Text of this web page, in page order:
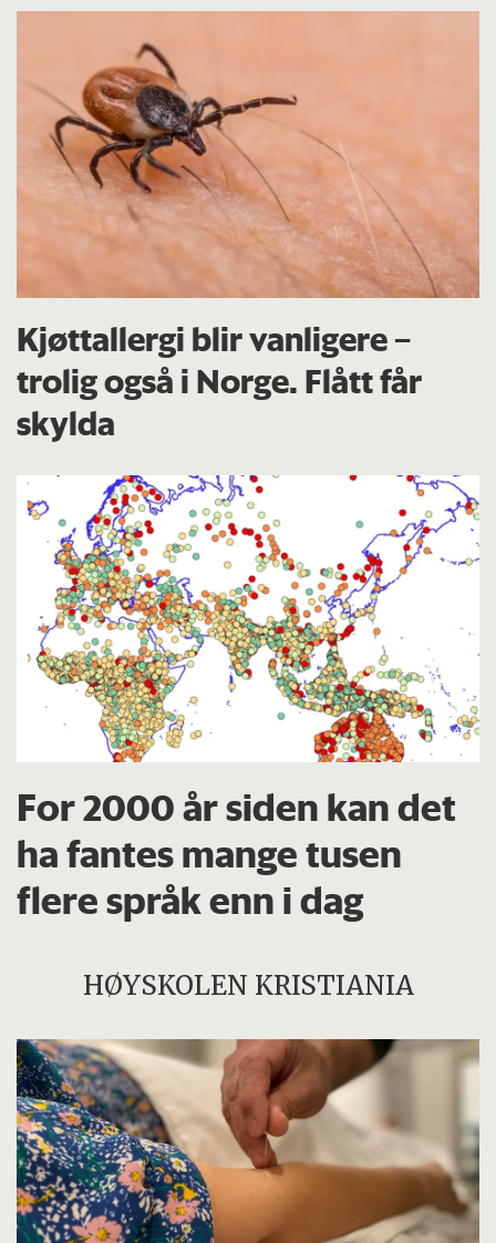
Kjøttallergi blir vanligere –
trolig også i Norge. Flått får
skylda
For 2000 år siden kan det
ha fantes mange tusen
flere språk enn i dag
HØYSKOLEN KRISTIANIA